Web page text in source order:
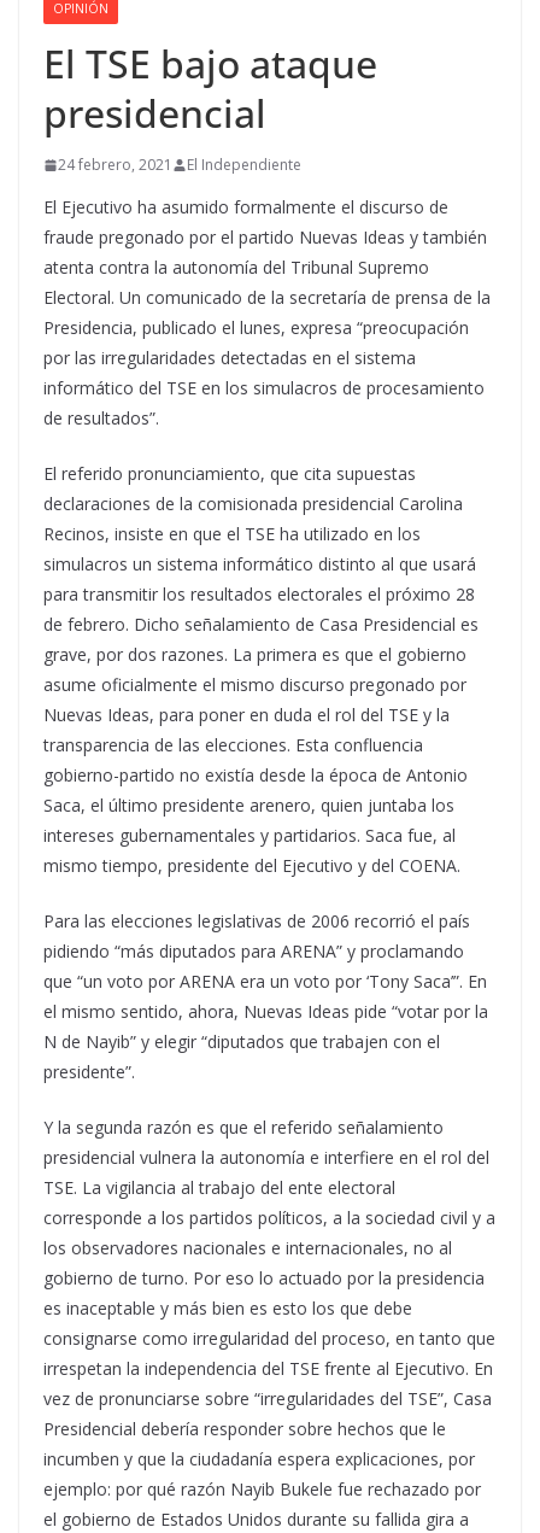
OPINIÓN
El TSE bajo ataque
presidencial
24 febrero, 2021 El Independiente
El Ejecutivo ha asumido formalmente el discurso de
fraude pregonado por el partido Nuevas Ideas y también
atenta contra la autonomía del Tribunal Supremo
Electoral. Un comunicado de la secretaría de prensa de la
Presidencia, publicado el lunes, expresa “preocupación
por las irregularidades detectadas en el sistema
informático del TSE en los simulacros de procesamiento
de resultados”.
El referido pronunciamiento, que cita supuestas
declaraciones de la comisionada presidencial Carolina
Recinos, insiste en que el TSE ha utilizado en los
simulacros un sistema informático distinto al que usará
para transmitir los resultados electorales el próximo 28
de febrero. Dicho señalamiento de Casa Presidencial es
grave, por dos razones. La primera es que el gobierno
asume oficialmente el mismo discurso pregonado por
Nuevas Ideas, para poner en duda el rol del TSE y la
transparencia de las elecciones. Esta confluencia
gobierno-partido no existía desde la época de Antonio
Saca, el último presidente arenero, quien juntaba los
intereses gubernamentales y partidarios. Saca fue, al
mismo tiempo, presidente del Ejecutivo y del COENA.
Para las elecciones legislativas de 2006 recorrió el país
pidiendo “más diputados para ARENA” y proclamando
que “un voto por ARENA era un voto por ‘Tony Saca’”. En
el mismo sentido, ahora, Nuevas Ideas pide “votar por la
N de Nayib” y elegir “diputados que trabajen con el
presidente”.
Y la segunda razón es que el referido señalamiento
presidencial vulnera la autonomía e interfiere en el rol del
TSE. La vigilancia al trabajo del ente electoral
corresponde a los partidos políticos, a la sociedad civil y a
los observadores nacionales e internacionales, no al
gobierno de turno. Por eso lo actuado por la presidencia
es inaceptable y más bien es esto los que debe
consignarse como irregularidad del proceso, en tanto que
irrespetan la independencia del TSE frente al Ejecutivo. En
vez de pronunciarse sobre “irregularidades del TSE”, Casa
Presidencial debería responder sobre hechos que le
incumben y que la ciudadanía espera explicaciones, por
ejemplo: por qué razón Nayib Bukele fue rechazado por
el gobierno de Estados Unidos durante su fallida gira a